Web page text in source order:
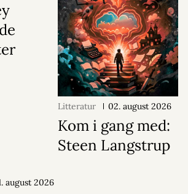
Litteratur 02. august 2026
Kom i gang med:
Steen Langstrup
august 2026